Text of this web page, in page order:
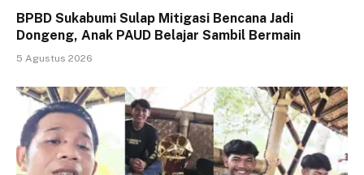
BPBD Sukabumi Sulap Mitigasi Bencana Jadi
Dongeng, Anak PAUD Belajar Sambil Bermain
5 Agustus 2026